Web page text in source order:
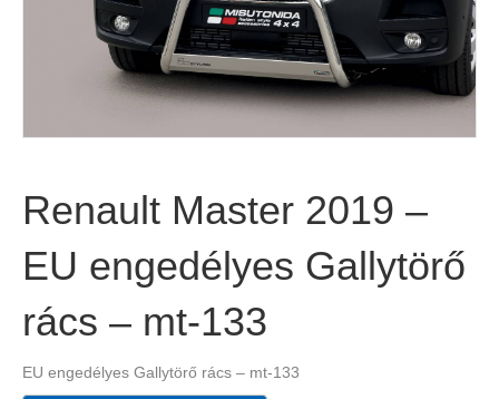
Renault Master 2019 –
EU engedélyes Gallytörő
rács – mt-133
EU engedélyes Gallytörő rács – mt-133